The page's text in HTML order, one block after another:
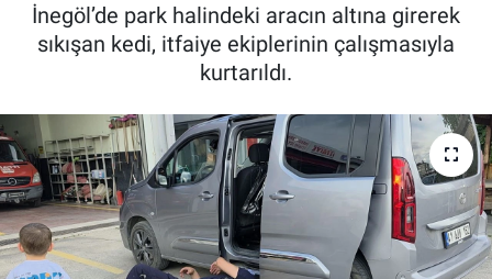
İnegöl’de park halindeki aracın altına girerek
sıkışan kedi, itfaiye ekiplerinin çalışmasıyla
kurtarıldı.
İnanç
Kültür & Sanat
Sağlık
Siyaset